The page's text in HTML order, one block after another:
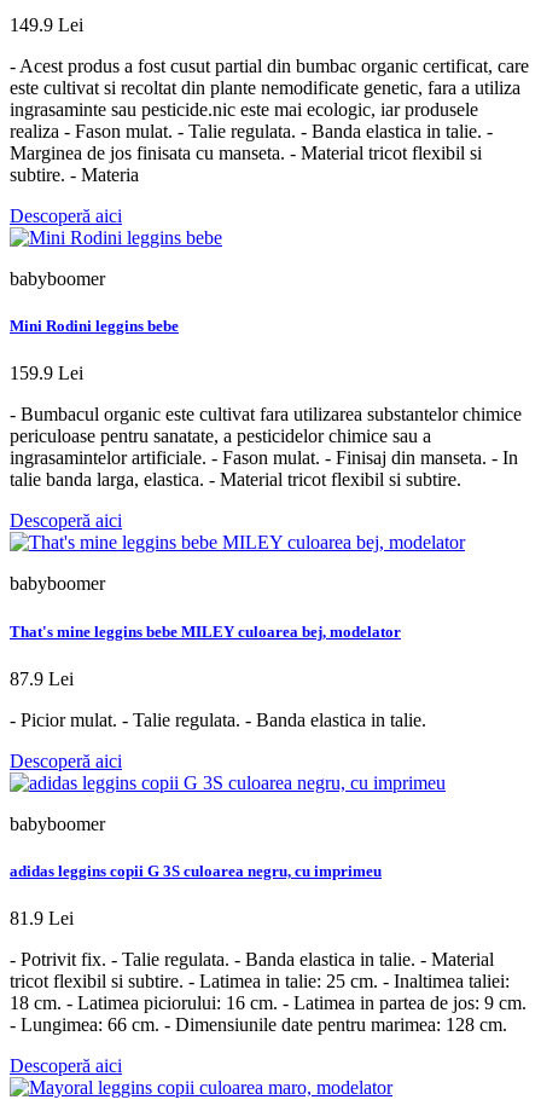
149.9 Lei
- Acest produs a fost cusut partial din bumbac organic certificat, care
este cultivat si recoltat din plante nemodificate genetic, fara a utiliza
ingrasaminte sau pesticide.nic este mai ecologic, iar produsele
realiza - Fason mulat. - Talie regulata. - Banda elastica in talie. -
Marginea de jos finisata cu manseta. - Material tricot flexibil si
subtire. - Materia
Descoperă aici
babyboomer
Mini Rodini leggins bebe
159.9 Lei
- Bumbacul organic este cultivat fara utilizarea substantelor chimice
periculoase pentru sanatate, a pesticidelor chimice sau a
ingrasamintelor artificiale. - Fason mulat. - Finisaj din manseta. - In
talie banda larga, elastica. - Material tricot flexibil si subtire.
Descoperă aici
babyboomer
That's mine leggins bebe MILEY culoarea bej, modelator
87.9 Lei
- Picior mulat. - Talie regulata. - Banda elastica in talie.
Descoperă aici
babyboomer
adidas leggins copii G 3S culoarea negru, cu imprimeu
81.9 Lei
- Potrivit fix. - Talie regulata. - Banda elastica in talie. - Material
tricot flexibil si subtire. - Latimea in talie: 25 cm. - Inaltimea taliei:
18 cm. - Latimea piciorului: 16 cm. - Latimea in partea de jos: 9 cm.
- Lungimea: 66 cm. - Dimensiunile date pentru marimea: 128 cm.
Descoperă aici